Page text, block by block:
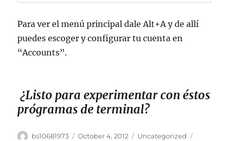
Para ver el menú principal dale Alt+A y de allí
puedes escoger y configurar tu cuenta en
“Accounts”.
¿Listo para experimentar con éstos
prógramas de terminal?
Author
bs10681973
Posted
October 4, 2012 Categories
Uncategorized